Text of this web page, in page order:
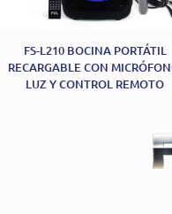
FS-L210 BOCINA PORTÁTIL
RECARGABLE CON
LUZ Y CONTROL REMOTO